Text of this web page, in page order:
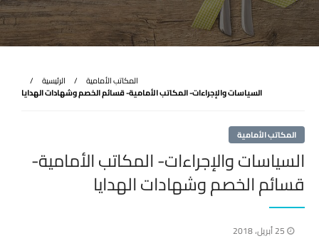
الرئيسية
المكاتب الأمامية
السياسات والإجراءات- المكاتب الأمامية- قسائم الخصم وشهادات الهدايا
المكاتب الأمامية
السياسات والإجراءات- المكاتب الأمامية-
قسائم الخصم وشهادات الهدايا
نُشر
25 أبريل، 2018